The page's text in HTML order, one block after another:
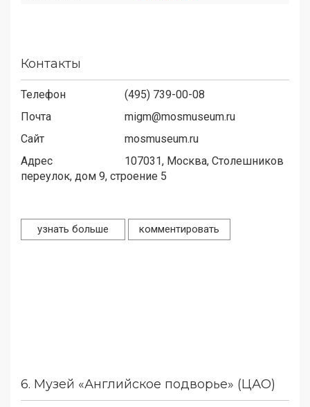
Контакты
Телефон
(495) 739-00-08
Почта
migm@mosmuseum.ru
Сайт
mosmuseum.ru
Адрес
107031, Москва, Столешников
переулок, дом 9, строение 5
узнать больше комментировать
6. Музей «Английское подворье» (ЦАО)